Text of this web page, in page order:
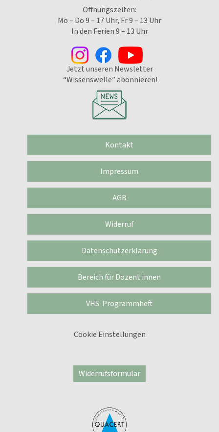
Öffnungszeiten:
Mo – Do 9 – 17 Uhr, Fr 9 – 13 Uhr
In den Ferien 9 – 13 Uhr
Jetzt unseren Newsletter
“Wissenswelle” abonnieren!
Kontakt
Impressum
AGB
Widerruf
Datenschutzerklärung
Bereich für Dozent:innen
VHS-Programmheft
Cookie Einstellungen
Widerrufsformular